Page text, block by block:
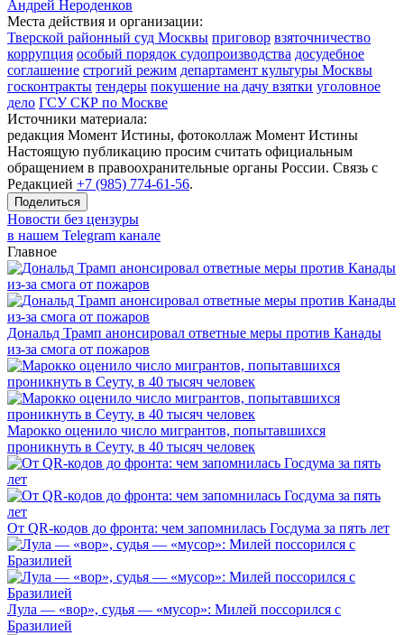
Андрей Нероденков
Места действия и организации:
Тверской районный суд Москвы приговор взяточничество
коррупция особый порядок судопроизводства досудебное
соглашение строгий режим департамент культуры Москвы
госконтракты тендеры покушение на дачу взятки уголовное
дело ГСУ СКР по Москве
Источники материала:
редакция Момент Истины, фотоколлаж Момент Истины
Настоящую публикацию просим считать официальным
обращением в правоохранительные органы России. Связь с
Редакцией +7 (985) 774-61-56.
Поделиться
Новости без цензуры
в нашем Telegram канале
Главное
Дональд Трамп анонсировал ответные меры против Канады
из-за смога от пожаров
Марокко оценило число мигрантов, попытавшихся
проникнуть в Сеуту, в 40 тысяч человек
От QR-кодов до фронта: чем запомнилась Госдума за пять лет
Лула — «вор», судья — «мусор»: Милей поссорился с
Бразилией